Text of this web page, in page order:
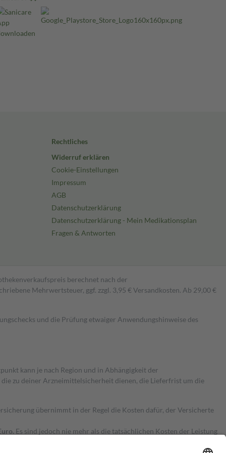
Rechtliches
Widerruf erklären
Cookie-Einstellungen
Impressum
AGB
Datenschutzerklärung
Datenschutzerklärung - Mein Medikationsplan
Fragen & Antworten
berechnet nach der
Mehrwertsteuer, ggf. zzgl. 3,95 € Versandkosten. Ab 29,00 €
und die Prüfung etwaiger Anwendungshinweise des
kann je nach Region und in Abhängigkeit der
zu deiner Arzneimittelsicherheit dienen, die Lieferfrist um die
übernimmt in der Regel die Kosten dafür, der Versicherte
Es sind jedoch nie mehr als die tatsächlichen Kosten der Leistung